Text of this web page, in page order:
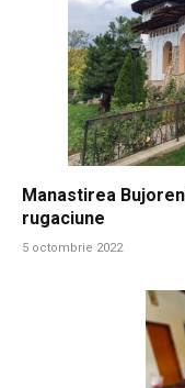
Manastirea
rugaciune
5 octombrie 2022